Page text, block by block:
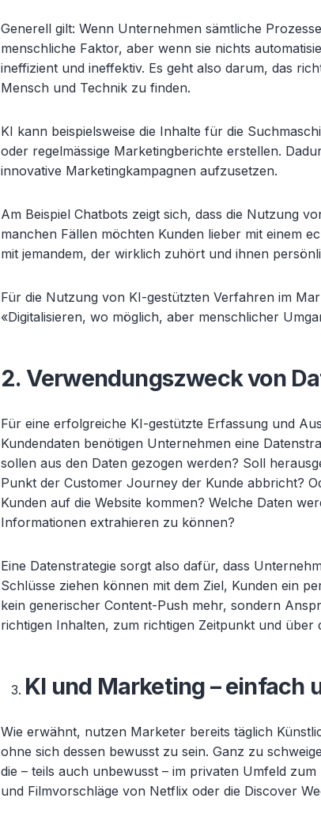
Generell gilt: Wenn Unternehmen sämtliche
menschliche Faktor, aber wenn sie nichts
ineffizient und ineffektiv. Es geht also darum, das
Mensch und Technik zu finden.
KI kann beispielsweise die Inhalte für die
oder regelmässige Marketingberichte erstellen.
innovative Marketingkampagnen aufzusetzen.
Am Beispiel Chatbots zeigt sich, dass die Nutzung
manchen Fällen möchten Kunden lieber mit einem
mit jemandem, der wirklich zuhört und ihnen
Für die Nutzung von KI-gestützten Verfahren im
«Digitalisieren, wo möglich, aber menschlicher
2. Verwendungszweck von
Für eine erfolgreiche KI-gestützte Erfassung und
Kundendaten benötigen Unternehmen eine
sollen aus den Daten gezogen werden? Soll
Punkt der Customer Journey der Kunde abbricht?
Kunden auf die Website kommen? Welche Daten
Informationen extrahieren zu können?
Eine Datenstrategie sorgt also dafür, dass
Schlüsse ziehen können mit dem Ziel, Kunden ein
kein generischer Content-Push mehr, sondern
richtigen Inhalten, zum richtigen Zeitpunkt und über
KI und Marketing – einfach
Wie erwähnt, nutzen Marketer bereits täglich
ohne sich dessen bewusst zu sein. Ganz zu
die – teils auch unbewusst – im privaten Umfeld
und Filmvorschläge von Netflix oder die Discover